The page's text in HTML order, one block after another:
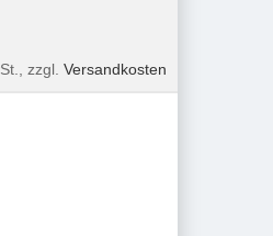
zzgl. Versandkosten